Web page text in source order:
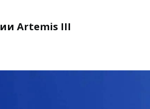
Artemis III